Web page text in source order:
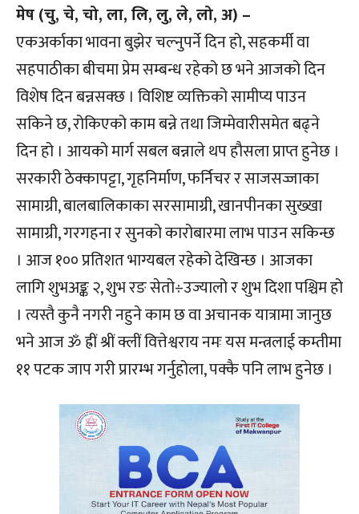
मेष (चु, चे, चो, ला, लि, लु, ले, लो, अ) –
एकअर्काका भावना बुझेर चल्नुपर्ने दिन हो, सहकर्मी वा
सहपाठीका बीचमा प्रेम सम्बन्ध रहेको छ भने आजको दिन
विशेष दिन बन्नसक्छ । विशिष्ट व्यक्तिको सामीप्य पाउन
सकिने छ, रोकिएको काम बन्ने तथा जिम्मेवारीसमेत बढ्ने
दिन हो । आयको मार्ग सबल बन्नाले थप हौसला प्राप्त हुनेछ ।
सरकारी ठेक्कापट्टा, गृहनिर्माण, फर्निचर र साजसज्जाका
सामाग्री, बालबालिकाका सरसामाग्री, खानपीनका सुख्खा
सामाग्री, गरगहना र सुनको कारोबारमा लाभ पाउन सकिन्छ
। आज १०० प्रतिशत भाग्यबल रहेको देखिन्छ । आजका
लागि शुभअङ्क २, शुभ रङ सेतो÷उज्यालो र शुभ दिशा पश्चिम हो
। त्यस्तै कुनै नगरी नहुने काम छ वा अचानक यात्रामा जानुछ
भने आज ॐ ह्रीं श्रीं क्लीं वित्तेश्वराय नमः यस मन्त्रलाई कम्तीमा
११ पटक जाप गरी प्रारम्भ गर्नुहोला, पक्कै पनि लाभ हुनेछ ।